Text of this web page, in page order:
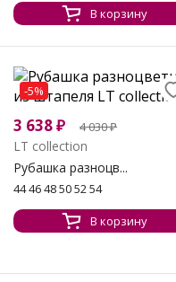
В корзину
-5%
3 638₽ 4 030₽
LT collection
Рубашка разноцв...
44 46 48 50 52 54
В корзину